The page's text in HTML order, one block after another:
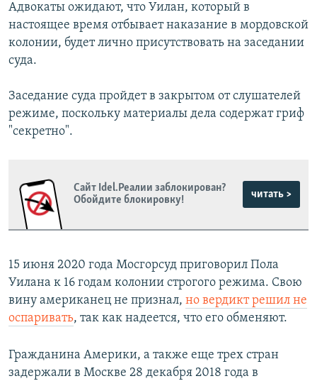
Адвокаты ожидают, что Уилан, который в
настоящее время отбывает наказание в мордовской
колонии, будет лично присутствовать на заседании
суда.
Заседание суда пройдет в закрытом от слушателей
режиме, поскольку материалы дела содержат гриф
"секретно".
Сайт Idel.Реалии заблокирован?
Обойдите блокировку!
читать >
15 июня 2020 года Мосгорсуд приговорил Пола
Уилана к 16 годам колонии строгого режима. Свою
вину американец не признал, но вердикт решил не
оспаривать, так как надеется, что его обменяют.
Гражданина Америки, а также еще трех стран
задержали в Москве 28 декабря 2018 года в